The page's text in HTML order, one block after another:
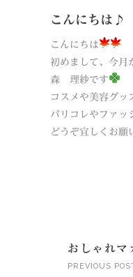
こんにちは♪
こんにちは
初めまして、今月
森 理紗です
コスメや美容グッ
パリコレやファッ
どうぞ宜しくお願
おしゃれ
PREVIOUS